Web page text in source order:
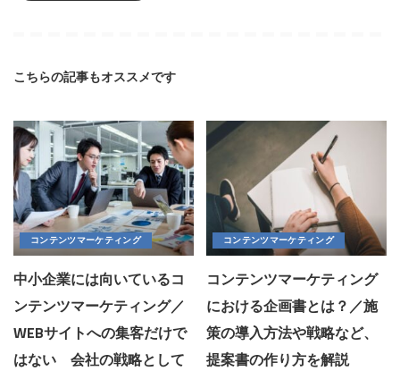
こちらの記事もオススメです
コンテンツマーケティング
中小企業には向いているコ
ンテンツマーケティング／
WEBサイトへの集客だけで
はない 会社の戦略として
コンテンツマーケティング
コンテンツマーケティング
における企画書とは？／施
策の導入方法や戦略など、
提案書の作り方を解説